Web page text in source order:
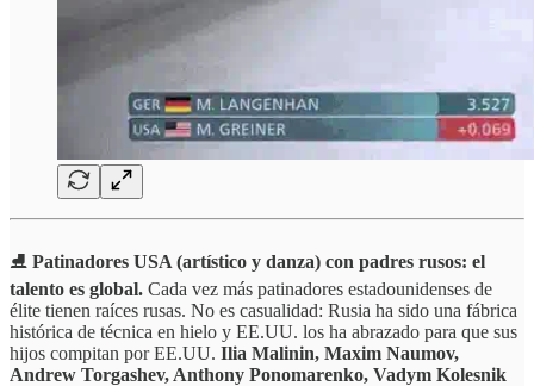
⛸️ Patinadores USA (artístico y danza) con padres rusos: el
talento es global. Cada vez más patinadores estadounidenses de
élite tienen raíces rusas. No es casualidad: Rusia ha sido una fábrica
histórica de técnica en hielo y EE.UU. los ha abrazado para que sus
hijos compitan por EE.UU. Ilia Malinin, Maxim Naumov,
Andrew Torgashev, Anthony Ponomarenko, Vadym Kolesnik